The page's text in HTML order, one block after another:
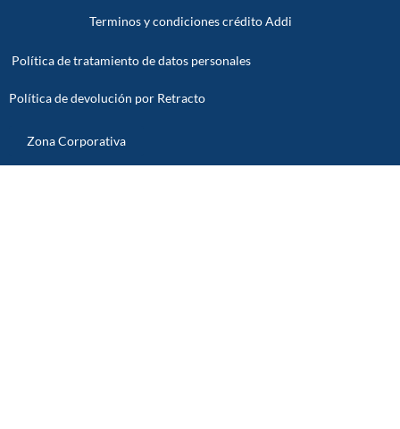
Terminos y condiciones crédito Addi
Política de tratamiento de datos personales
Política de devolución por Retracto
Zona Corporativa